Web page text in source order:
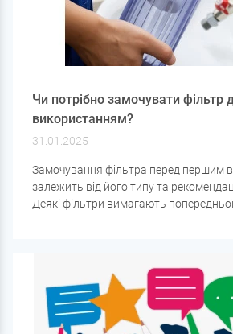
Чи потрібно замочувати фільтр
використанням?
31.01.2025
Замочування фільтра перед першим
залежить від його типу та
Деякі фільтри вимагають
уникнути повітряних пробок,
матеріали та продовжити термін